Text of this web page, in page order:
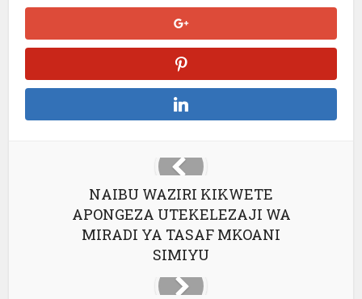
NAIBU WAZIRI KIKWETE
APONGEZA UTEKELEZAJI WA
MIRADI YA TASAF MKOANI
SIMIYU